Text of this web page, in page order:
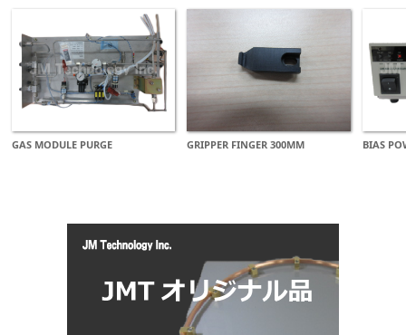
GAS MODULE PURGE GRIPPER FINGER 300MM BIAS